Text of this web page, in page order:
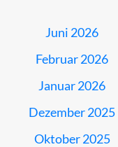
Juni 2026
Februar 2026
Januar 2026
Dezember 2025
Oktober 2025